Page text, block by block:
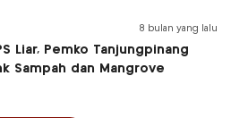
8 bulan yang lalu
Liar, Pemko Tanjungpinang
Sampah dan Mangrove